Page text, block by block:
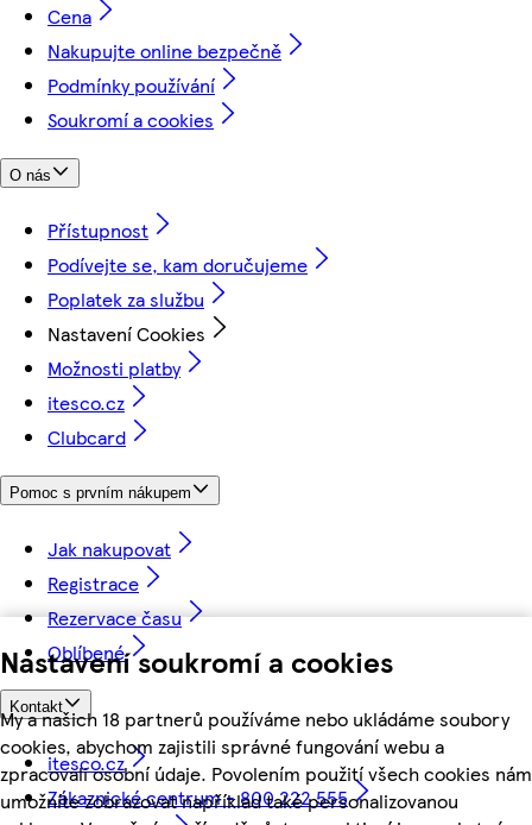
Nastavení soukromí a cookies
My a našich 18 partnerů používáme nebo ukládáme soubory
cookies, abychom zajistili správné fungování webu a
zpracovali osobní údaje. Povolením použití všech cookies nám
umožníte zobrazovat například také personalizovanou
Cena
Nakupujte online bezpečně
Podmínky používání
Soukromí a cookies
O nás
Přístupnost
Podívejte se, kam doručujeme
Poplatek za službu
Nastavení Cookies
Možnosti platby
itesco.cz
Clubcard
Pomoc s prvním nákupem
Jak nakupovat
Registrace
Rezervace času
Oblíbené
Kontakt
itesco.cz
Zákaznické centrum - 800 222 555